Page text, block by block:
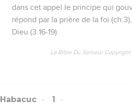
dans cet appel le principe qui
répond par la prière de la foi
Dieu (3.16-19).
La Bible Du Semeur
Habacuc 1